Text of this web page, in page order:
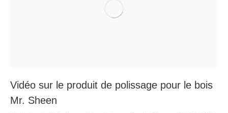
Vidéo sur le produit de polissage pour le bois
Mr. Sheen